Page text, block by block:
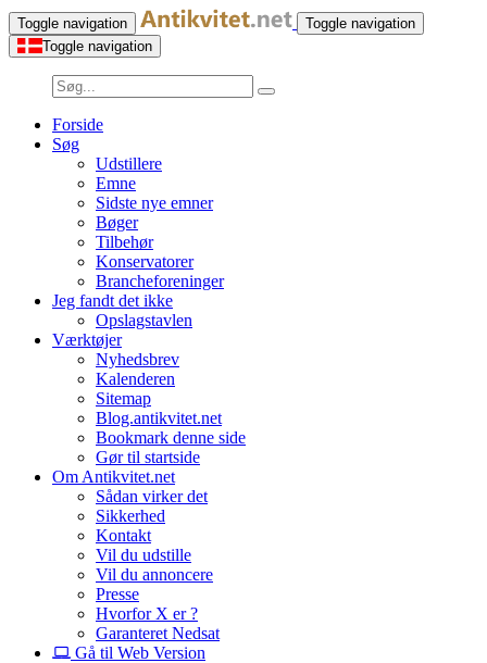
Toggle navigation
Toggle navigation
Toggle navigation
Forside
Søg
Udstillere
Emne
Sidste nye emner
Bøger
Tilbehør
Konservatorer
Brancheforeninger
Jeg fandt det ikke
Opslagstavlen
Værktøjer
Nyhedsbrev
Kalenderen
Sitemap
Blog.antikvitet.net
Bookmark denne side
Gør til startside
Om Antikvitet.net
Sådan virker det
Sikkerhed
Kontakt
Vil du udstille
Vil du annoncere
Presse
Hvorfor X er ?
Garanteret Nedsat
Gå til Web Version